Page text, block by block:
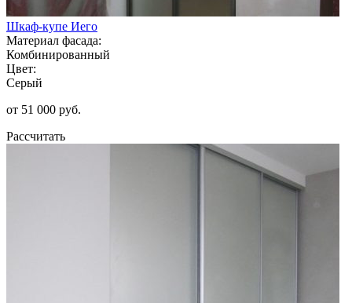
Шкаф-купе Иего
Материал фасада:
Комбинированный
Цвет:
Серый
от 51 000 руб.
Рассчитать